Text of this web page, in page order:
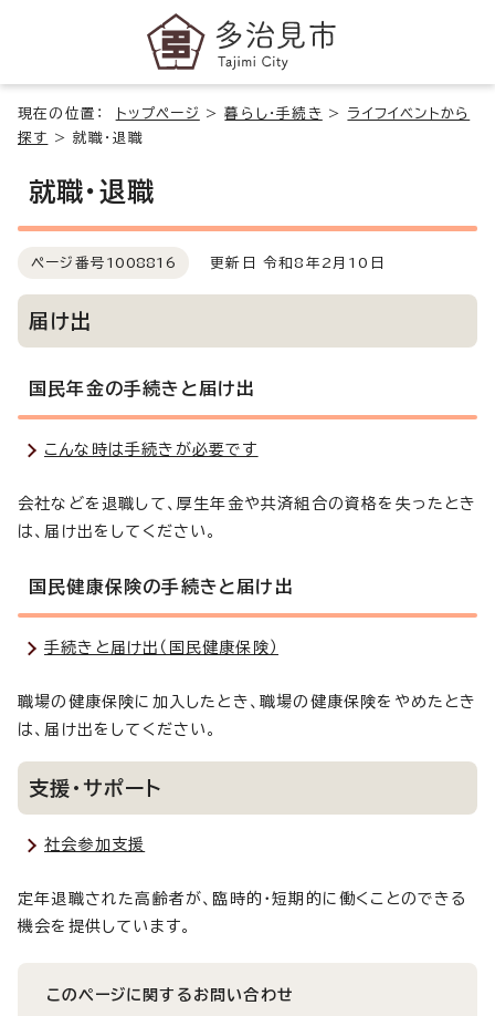
現在の位置： トップページ >暮らし・手続き > ライフイベントから
探す
>就職・退職
就職・退職
ページ番号 1008816 更新日 令和8年2月10日
届け出
国民年金の手続きと届け出
こんな時は手続きが必要です
会社などを退職して、厚生年金や共済組合の資格を失ったとき
は、届け出をしてください。
国民健康保険の手続きと届け出
手続きと届け出（国民健康保険）
職場の健康保険に加入したとき、職場の健康保険をやめたとき
は、届け出をしてください。
支援・サポート
社会参加支援
定年退職された高齢者が、臨時的・短期的に働くことのできる
機会を提供しています。
このページに関する お問い合わせ